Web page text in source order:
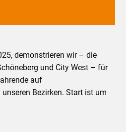
demonstrieren wir – die
und City West – für
auf
Bezirken. Start ist um